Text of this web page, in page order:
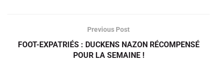
Previous Post
FOOT-EXPATRIÉS : DUCKENS NAZON RÉCOMPENSÉ
POUR LA SEMAINE !